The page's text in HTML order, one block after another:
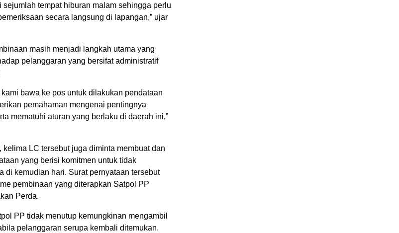
sejumlah tempat hiburan malam sehingga perlu
secara langsung di lapangan,” ujar
masih menjadi langkah utama yang
pelanggaran yang bersifat administratif
bawa ke pos untuk dilakukan pendataan
pemahaman mengenai pentingnya
mematuhi aturan yang berlaku di daerah ini,”
LC tersebut juga diminta membuat dan
yang berisi komitmen untuk tidak
di kemudian hari. Surat pernyataan tersebut
pembinaan yang diterapkan Satpol PP
Perda.
PP tidak menutup kemungkinan mengambil
pelanggaran serupa kembali ditemukan.